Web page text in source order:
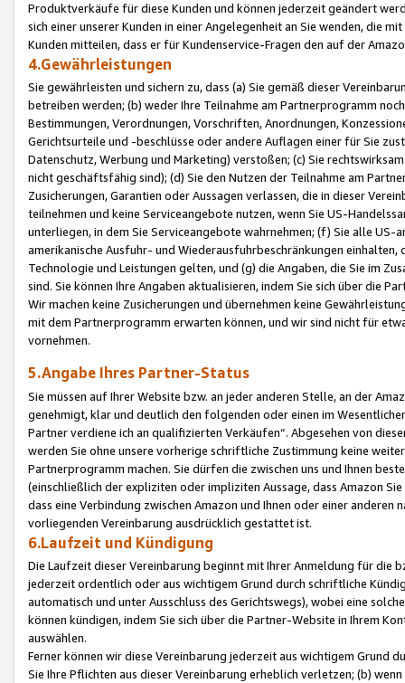
Produktverkäufe für diese Kunden und können jederzeit geändert
sich einer unserer Kunden in einer Angelegenheit an Sie wenden, die
Kunden mitteilen, dass er für Kundenservice-Fragen den auf der
4.Gewährleistungen
Sie gewährleisten und sichern zu, dass (a) Sie gemäß dieser
betreiben werden; (b) weder Ihre Teilnahme am Partnerprogramm
Bestimmungen, Verordnungen, Vorschriften, Anordnungen,
Gerichtsurteile und -beschlüsse oder andere Auflagen einer für Sie
Datenschutz, Werbung und Marketing) verstoßen; (c) Sie
nicht geschäftsfähig sind); (d) Sie den Nutzen der Teilnahme am
Zusicherungen, Garantien oder Aussagen verlassen, die in dieser
teilnehmen und keine Serviceangebote nutzen, wenn Sie US-
unterliegen, in dem Sie Serviceangebote wahrnehmen; (f) Sie alle
amerikanische Ausfuhr- und Wiederausfuhrbeschränkungen
Technologie und Leistungen gelten, und (g) die Angaben, die Sie im
sind. Sie können Ihre Angaben aktualisieren, indem Sie sich über die
Wir machen keine Zusicherungen und übernehmen keine
mit dem Partnerprogramm erwarten können, und wir sind nicht für
vornehmen.
5.Angabe Ihres Partner-Status
Sie müssen auf Ihrer Website bzw. an jeder anderen Stelle, an der
genehmigt, klar und deutlich den folgenden oder einen im
Partner verdiene ich an qualifizierten Verkäufen“. Abgesehen von
werden Sie ohne unsere vorherige schriftliche Zustimmung keine
Partnerprogramm machen. Sie dürfen die zwischen uns und Ihnen
(einschließlich der expliziten oder impliziten Aussage, dass Amazon
dass eine Verbindung zwischen Amazon und Ihnen oder einer
vorliegenden Vereinbarung ausdrücklich gestattet ist.
6.Laufzeit und Kündigung
Die Laufzeit dieser Vereinbarung beginnt mit Ihrer Anmeldung für die
jederzeit ordentlich oder aus wichtigem Grund durch schriftliche
automatisch und unter Ausschluss des Gerichtswegs), wobei eine
können kündigen, indem Sie sich über die Partner-Website in Ihrem
auswählen.
Ferner können wir diese Vereinbarung jederzeit aus wichtigem Grund
Sie Ihre Pflichten aus dieser Vereinbarung erheblich verletzen; (b)